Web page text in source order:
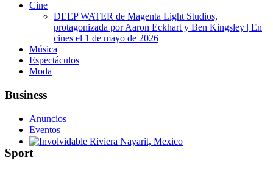
Involvidable Riviera Nayarit, Mexico
Cine
DEEP WATER de Magenta Light Studios,
protagonizada por Aaron Eckhart y Ben Kingsley | En
cines el 1 de mayo de 2026
Música
Espectáculos
Moda
Business
Anuncios
Eventos
Sport